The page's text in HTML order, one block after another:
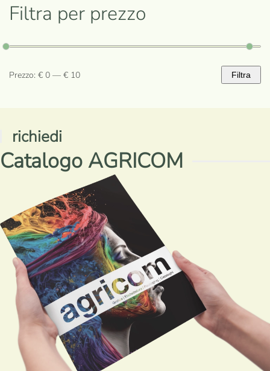
pagina
prodotto
Filtra per prezzo
Prezzo
Prezzo
Filtra
Prezzo: € 0 — € 10
richiedi
Catalogo AGRICOM